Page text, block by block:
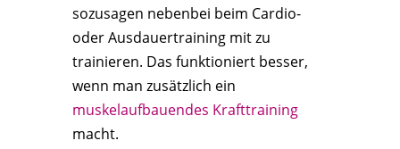
sozusagen nebenbei beim Cardio-
oder Ausdauertraining mit zu
trainieren. Das funktioniert besser,
wenn man zusätzlich ein
muskelaufbauendes Krafttraining
macht.